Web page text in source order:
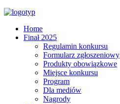
Home
Finał 2025
Regulamin konkursu
Formularz zgłoszeniowy
Produkty obowiązkowe
Miejsce konkursu
Program
Dla mediów
Nagrody